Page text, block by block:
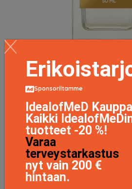
White Suede EdP
LISÄTIETOJA
Sponsoriltamme
IdealofMeD Kauppa
Kaikki
tuotteet -20 %!
Varaa
terveystarkastus
nyt vain 200 €
hintaan.